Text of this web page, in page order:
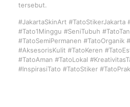
tersebut.
#JakartaSkinArt #TatoStikerJakarta
#Tato1Minggu #SeniTubuh
#TatoSemiPermanen #TatoOrganik
#AksesorisKulit #TatoKeren
#TatoAman #TatoLokal
#InspirasiTato #TatoStiker